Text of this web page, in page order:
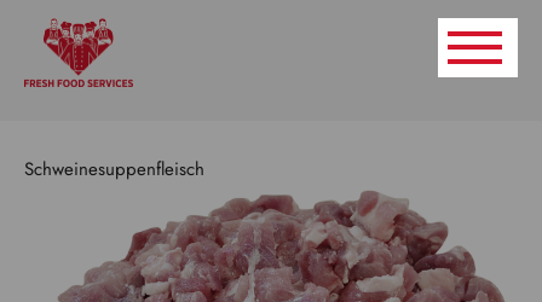
Schweinesuppenfleisch